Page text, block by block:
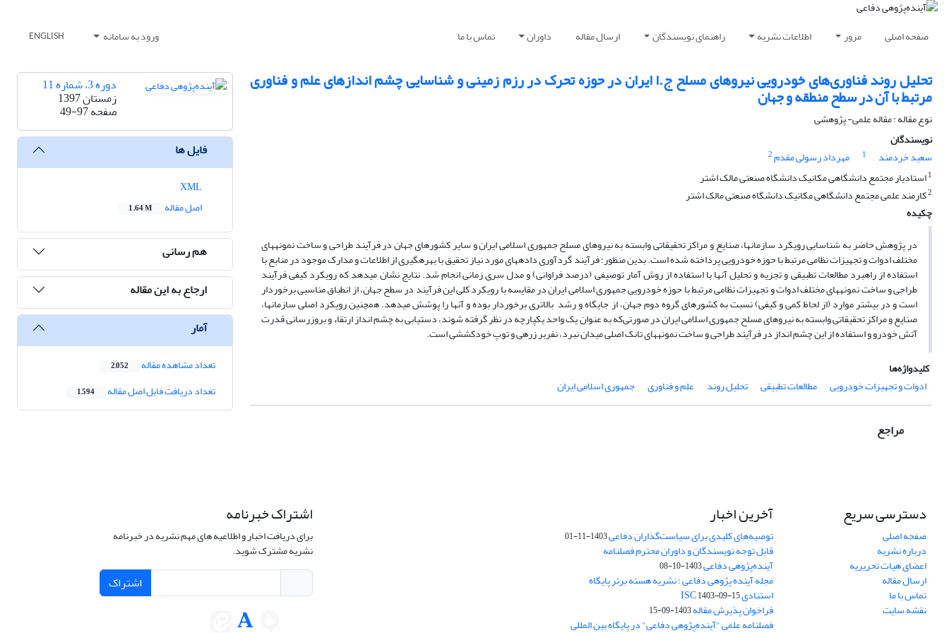
صفحه اصلی مرور اطلاعات نشریه راهنمای نویسندگان ارسال مقاله داوران تماس با ما ورود به سامانه ENGLISH
تحلیل روند فناوری‌های خودرویی نیروهای مسلح ج.ا ایران در حوزه تحرک در رزم زمینی و شناسایی چشم اندازهای علم و فناوری
مرتبط با آن در سطح منطقه و جهان
نوع مقاله : مقاله علمی- پژوهشی
نویسندگان
سعید خردمند
1 مهرداد رسولی مقدم2
1استادیار مجتمع دانشگاهی مکانیک دانشگاه صنعتی مالک اشتر
2کارمند علمی مجتمع دانشگاهی مکانیک دانشگاه صنعتی مالک اشتر
چکیده
در پژوهش حاضر به شناسایی رویکرد سازمان­ها، صنایع و مراکز تحقیقاتی وابسته به نیروهای مسلح جمهوری اسلامی ایران و سایر کشورهای جهان در فرآیند طراحی و ساخت نمونه­های
مختلف ادوات و تجهیزات نظامی مرتبط با حوزه خودرویی پرداخته شده است. بدین منظور؛ فرآیند گردآوری داده­های مورد نیاز تحقیق با بهره­گیری از اطلاعات و مدارک موجود در منابع با
استفاده از راهبرد مطالعات تطبیقی و تجزیه و تحلیل آنها با استفاده از روش آمار توصیفی (درصد فراوانی) و مدل سری زمانی انجام شد. نتایج نشان می­دهد که رویکرد کیفی فرآیند
طراحی و ساخت نمونه­های مختلف ادوات و تجهیزات نظامی مرتبط با حوزه خودرویی جمهوری اسلامی ایران در مقایسه با رویکرد کلی این فرآیند در سطح جهان، از انطباق مناسبی برخوردار
است و در بیشتر موارد (از لحاظ کمی و کیفی) نسبت به کشورهای گروه دوم جهان، از جایگاه و رشد بالاتری برخوردار بوده و آنها را پوشش می­دهد. همچنین رویکرد اصلی سازمان­ها،
صنایع و مراکز تحقیقاتی وابسته به نیروهای مسلح جمهوری اسلامی ایران در صورتی‌که به عنوان یک واحد یکپارچه در نظر گرفته شوند، دستیابی به چشم انداز ارتقاء و بروزرسانی قدرت
آتش خودرو و استفاده از این چشم انداز در فرآیند طراحی و ساخت نمونه­های تانک اصلی میدان نبرد، نفربر زرهی و توپ خودکششی است.
کلیدواژه‌ها
ادوات و تجهیزات خودرویی
مطالعات تطبیقی تحلیل روند علم و فناوری جمهوری اسلامی ایران
مراجع
دوره 3، شماره 11
زمستان 1397
صفحه49-97
فایل ها
اصل مقاله
1.64 M
هم رسانی
ارجاع به این مقاله
آمار
تعداد مشاهده مقاله 2,052
تعداد دریافت فایل اصل مقاله 1,594
دسترسی سریع
صفحه اصلی
درباره نشریه
اعضای هیات تحریریه
ارسال مقاله
تماس با ما
نقشه سایت
آخرین اخبار
توصیه‌های کلیدی برای سیاست‌گذاران دفاعی1403-11-01
قابل توجه نویسندگان و داوران محترم فصلنامه
آینده‌پژوهی دفاعی1403-10-08
مجله آینده پژوهی دفاعی ؛ نشریه هسته برتر پایگاه
استنادی ISC1403-09-15
فراخوان پذیرش مقاله1403-09-15
فصلنامه علمی "آینده‌پژوهی دفاعی" در پایگاه بین المللی
اشتراک خبرنامه
برای دریافت اخبار و اطلاعیه های مهم نشریه در خبرنامه
نشریه مشترک شوید.
اشتراک